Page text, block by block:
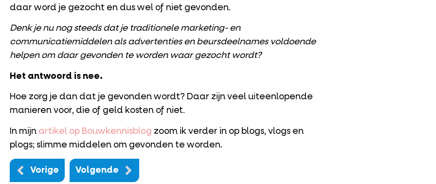
daar word je gezocht en dus wel of niet gevonden.
Denk je nu nog steeds dat je traditionele marketing- en
communicatiemiddelen als advertenties en beursdeelnames voldoende
helpen om daar gevonden te worden waar gezocht wordt?
Het antwoord is nee.
Hoe zorg je dan dat je gevonden wordt? Daar zijn veel uiteenlopende
manieren voor, die of geld kosten of niet.
In mijn artikel op Bouwkennisblog zoom ik verder in op blogs, vlogs en
plogs; slimme middelen om gevonden te worden.
Vorige Volgende